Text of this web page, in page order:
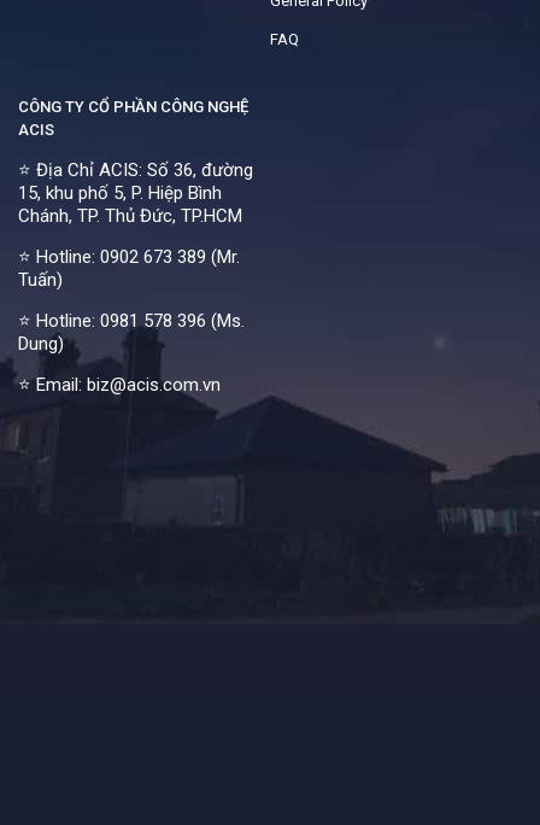
FAQ
CÔNG TY CỔ PHẦN CÔNG NGHỆ
ACIS
⭐ Địa Chỉ ACIS: Số 36, đường
15, khu phố 5, P. Hiệp Bình
Chánh, TP. Thủ Đức, TP.HCM
⭐ Hotline: 0902 673 389 (Mr.
Tuấn)
⭐ Hotline: 0981 578 396 (Ms.
Dung)
⭐ Email: biz@acis.com.vn